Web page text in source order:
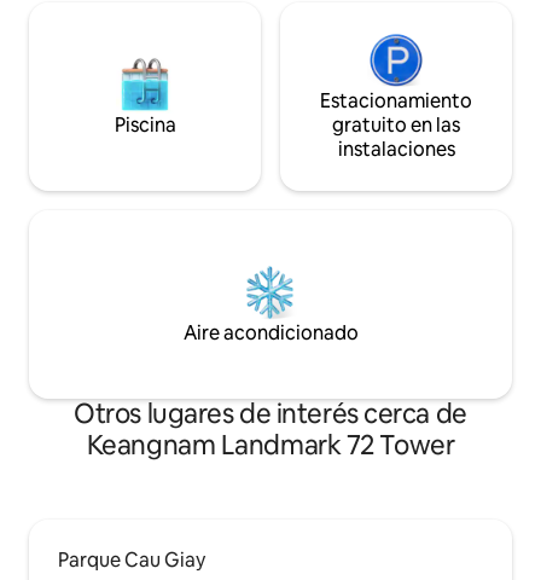
Piscina
Estacionamiento
gratuito en las
instalaciones
Aire acondicionado
Otros lugares de interés cerca de
Keangnam Landmark 72 Tower
Parque Cau Giay